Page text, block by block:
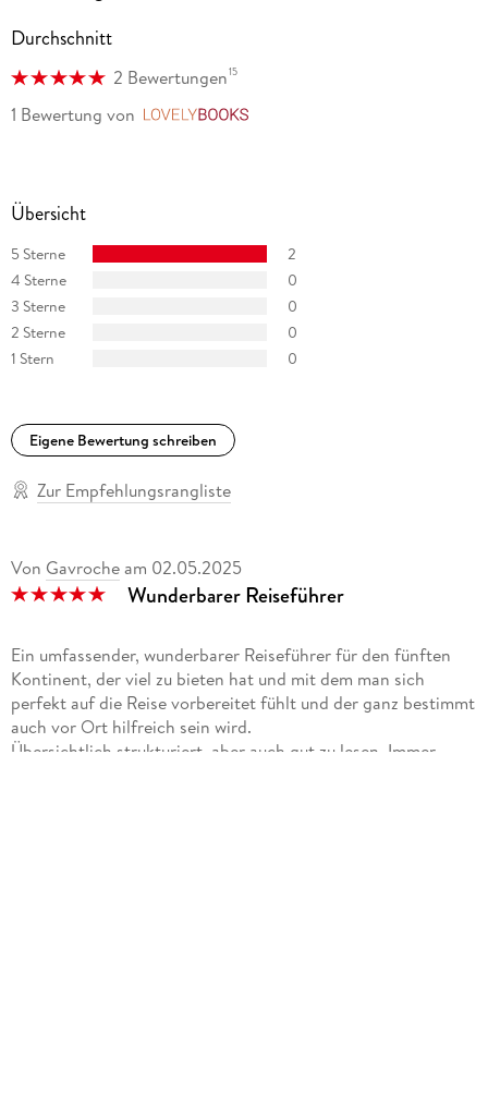
Durchschnitt
2 Bewertungen15
1 Bewertung von
Übersicht
5 Sterne
2
4 Sterne
0
3 Sterne
0
2 Sterne
0
1 Stern
0
Eigene Bewertung schreiben
Zur Empfehlungsrangliste
Von Gavroche am 02.05.2025
Wunderbarer Reiseführer
Ein umfassender, wunderbarer Reiseführer für den fünften
Kontinent, der viel zu bieten hat und mit dem man sich
perfekt auf die Reise vorbereitet fühlt und der ganz bestimmt
auch vor Ort hilfreich sein wird.
Übersichtlich strukturiert, aber auch gut zu lesen. Immer